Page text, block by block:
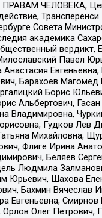
ЧЕЛОВЕКА,
Совета
академика
вердикт,
Павел
Барахоев
Борис
Альбертович,
Владимировна,
Гудков Лев
Михайловна,
Флиге Ирина
Беляев
Людмила
Юрьевич, Шахова
Бахмин
Евгеньевна,
Олег